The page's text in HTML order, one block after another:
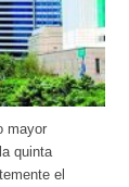
mayor
quinta
el